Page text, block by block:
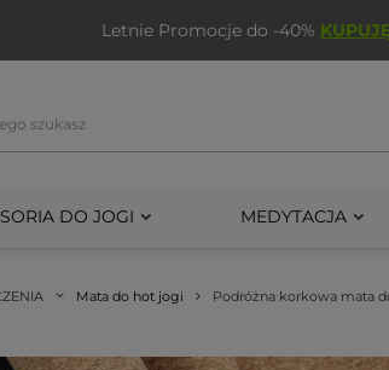
Letnie Promocje do -40%
DO JOGI MEDYTACJA
Mata do hot jogi Podróżna korkowa mata